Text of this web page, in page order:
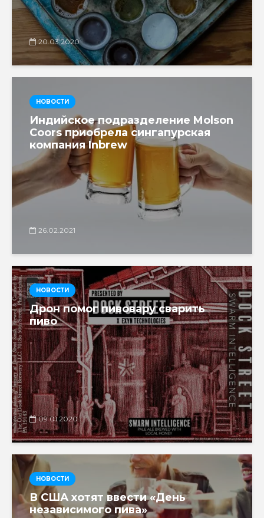
20.03.2020
НОВОСТИ
Индийское подразделение Molson
Coors приобрела сингапурская
компания Inbrew
26.02.2021
НОВОСТИ
Дрон помог пивовару сварить
пиво
09.01.2020
НОВОСТИ
В США хотят ввести «День
независимого пива»